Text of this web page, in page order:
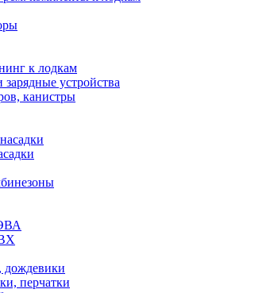
к лодкам
устройства
канистры
перчатки